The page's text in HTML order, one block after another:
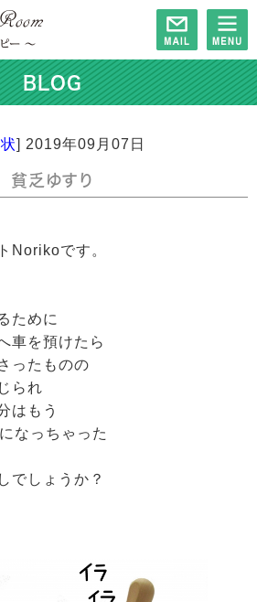
BLOG
] 2019年09月07日
貧乏ゆすり
Norikoです。
ために
車を預けたら
ったものの
られ
はもう
なっちゃった
でしょうか？